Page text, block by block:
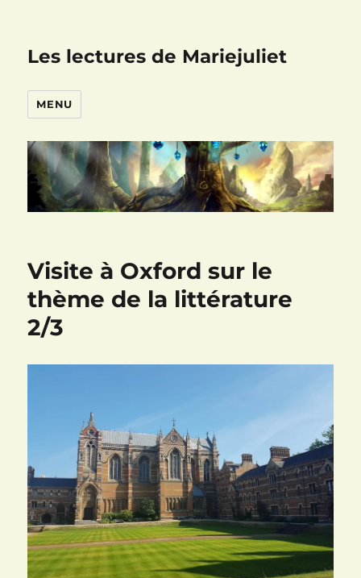
Les lectures de Mariejuliet
MENU
Visite à Oxford sur le
thème de la littérature
2/3